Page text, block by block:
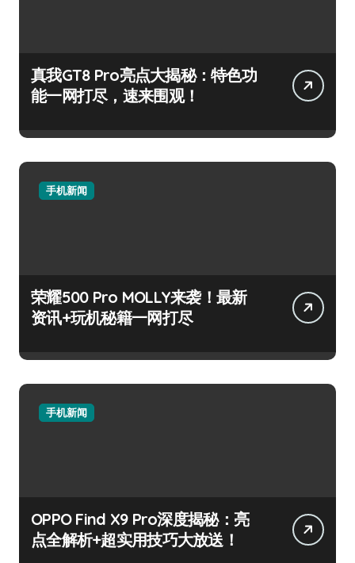
真我GT8 Pro亮点大揭秘：特色功
能一网打尽，速来围观！
手机新闻
荣耀500 Pro MOLLY来袭！最新
资讯+玩机秘籍一网打尽
手机新闻
OPPO Find X9 Pro深度揭秘：亮
点全解析+超实用技巧大放送！